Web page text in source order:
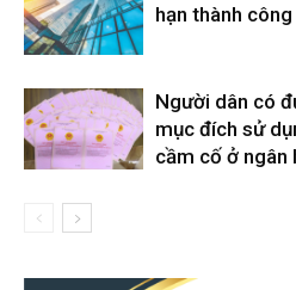
hạn thành
Người dân có
mục đích sử
cầm cố ở ngân